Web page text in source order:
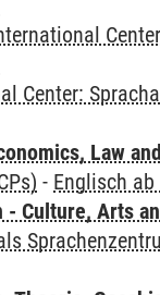
Center:
Law
- Englisch ab
Culture, Arts